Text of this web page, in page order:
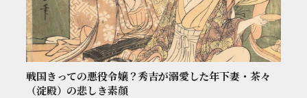
戦国きっての悪役令嬢？秀吉が溺愛した年下妻・茶々
（淀殿）の悲しき素顔